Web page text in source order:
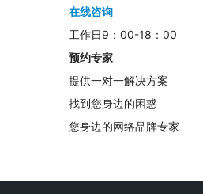
在线咨询
工作日9：00-18：00
预约专家
提供一对一解决方案
找到您身边的困惑
您身边的网络品牌专家